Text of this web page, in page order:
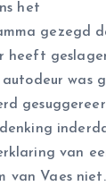
het
gezegd
heeft
was
van
van Vaes niet.